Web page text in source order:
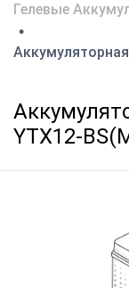
Гелевые
•
YTX12-